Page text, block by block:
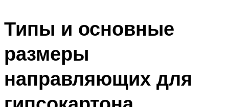
Типы и основные
размеры
направляющих для